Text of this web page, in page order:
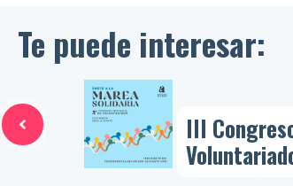
Te puede interesar:
III